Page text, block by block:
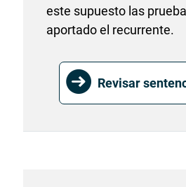
este supuesto las
aportado el recurrente.
Revisar